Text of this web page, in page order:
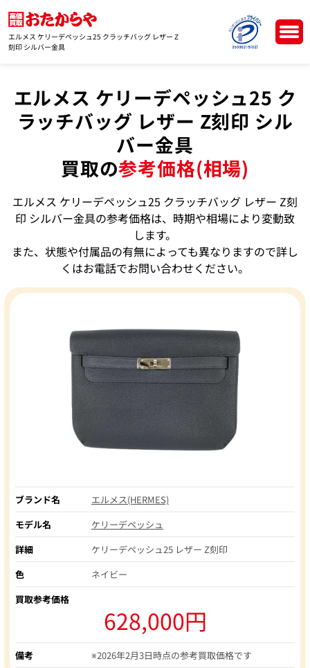
エルメス ケリーデペッシュ25 クラッチバッグ レザー Z
刻印 シルバー金具
エルメス ケリーデペッシュ25 ク
ラッチバッグ レザー Z刻印 シル
バー金具
買取の参考価格(相場)
エルメス ケリーデペッシュ25 クラッチバッグ レザー Z刻
印 シルバー金具の参考価格は、時期や相場により変動致
します。
また、状態や付属品の有無によっても異なりますので詳し
くはお電話でお問い合わせください。
ブランド名
エルメス(HERMES)
モデル名
ケリーデペッシュ
詳細
ケリーデペッシュ25 レザー Z刻印
色
ネイビー
買取参考価格
628,000円
備考 ※2026年2月3日時点の参考買取価格です